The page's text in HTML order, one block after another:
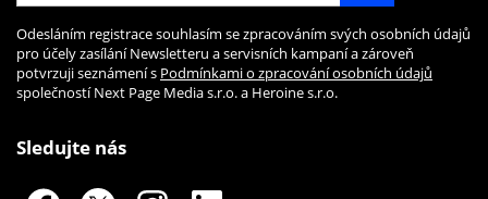
Odesláním registrace souhlasím se zpracováním svých osobních údajů
pro účely zasílání Newsletteru a servisních kampaní a zároveň
potvrzuji seznámení s Podmínkami o zpracování osobních údajů
společností Next Page Media s.r.o. a Heroine s.r.o.
Sledujte nás